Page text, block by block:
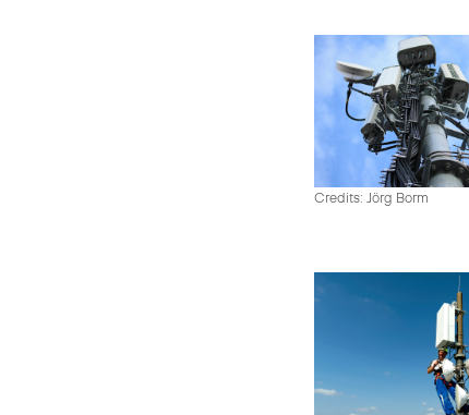
Credits: Jörg Borm